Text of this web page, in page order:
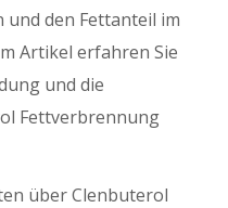
den Fettanteil im
Artikel erfahren Sie
und die
Fettverbrennung
überClenbuterol